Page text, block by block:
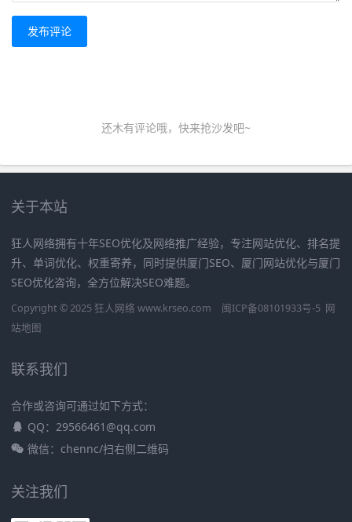
发布评论
还木有评论哦，快来抢沙发吧~
关于本站
狂人网络拥有十年SEO优化及网络推广经验，专注网站优化、排名提
升、单词优化、权重寄养，同时提供厦门SEO、厦门网站优化与厦门
SEO优化咨询，全方位解决SEO难题。
Copyright © 2025 狂人网络 www.krseo.com 闽ICP备08101933号-5 网
站地图
联系我们
合作或咨询可通过如下方式：
QQ：29566461@qq.com
微信：chennc/扫右侧二维码
关注我们